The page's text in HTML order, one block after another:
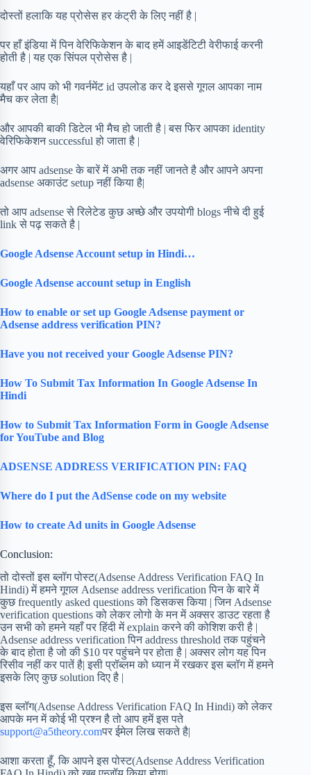
दोस्तों हलाकि यह प्रोसेस हर कंट्री के लिए नहीं है |
पर हाँ इंडिया में पिन वेरिफिकेशन के बाद हमें आइडेंटिटी वेरीफाई करनी
होती है | यह एक सिंपल प्रोसेस है |
यहाँ पर आप को भी गवर्नमेंट id उपलोड कर दे इससे गूगल आपका नाम
मैच कर लेता है|
और आपकी बाकी डिटेल भी मैच हो जाती है | बस फिर आपका identity
वेरिफिकेशन successful हो जाता है |
अगर आप adsense के बारें में अभी तक नहीं जानते है और आपने अपना
adsense अकाउंट setup नहीं किया है|
तो आप adsense से रिलेटेड कुछ अच्छे और उपयोगी blogs नीचे दी हुई
link से पढ़ सकते है |
Google Adsense Account setup in Hindi…
Google Adsense account setup in English
How to enable or set up Google Adsense payment or
Adsense address verification PIN?
Have you not received your Google Adsense PIN?
How To Submit Tax Information In Google Adsense In
Hindi
How to Submit Tax Information Form in Google Adsense
for YouTube and Blog
ADSENSE ADDRESS VERIFICATION PIN: FAQ
Where do I put the AdSense code on my website
How to create Ad units in Google Adsense
Conclusion:
तो दोस्तों इस ब्लॉग पोस्ट(Adsense Address Verification FAQ In
Hindi) में हमने गूगल Adsense address verification पिन के बारे में
कुछ frequently asked questions को डिसकस किया | जिन Adsense
verification questions को लेकर लोगो के मन में अक्सर डाउट रहता है
उन सभी को हमने यहाँ पर हिंदी में explain करने की कोशिश करी है |
Adsense address verification पिन address threshold तक पहुंचने
के बाद होता है जो की $10 पर पहुंचने पर होता है | अक्सर लोग यह पिन
रिसीव नहीं कर पातें है| इसी प्रॉब्लम को ध्यान में रखकर इस ब्लॉग में हमने
इसके लिए कुछ solution दिए है |
इस ब्लॉग(Adsense Address Verification FAQ In Hindi) को लेकर
आपके मन में कोई भी प्रश्न है तो आप हमें इस पते
support@a5theory.comपर ईमेल लिख सकते है|
आशा करता हूँ, कि आपने इस पोस्ट(Adsense Address Verification